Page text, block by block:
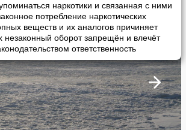
наркотики и связанная с ними
потребление наркотических
веществ и их аналогов причиняет
незаконный оборот запрещён и влечёт
ответственность